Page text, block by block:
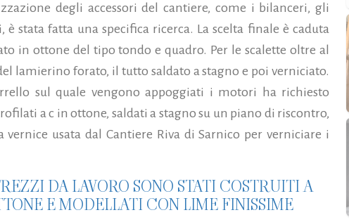
degli accessori del cantiere, come i bilanceri, gli
stata fatta una specifica ricerca. La scelta finale è caduta
in ottone del tipo tondo e quadro. Per le scalette oltre al
lamierino forato, il tutto saldato a stagno e poi verniciato.
sul quale vengono appoggiati i motori ha richiesto
a c in ottone, saldati a stagno su un piano di riscontro,
vernice usata dal Cantiere Riva di Sarnico per verniciare i
DA LAVORO SONO STATI COSTRUITI A
E MODELLATI CON LIME FINISSIME